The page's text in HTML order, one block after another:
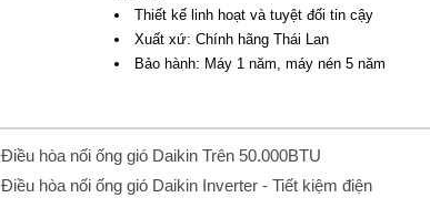
Thiết kế linh hoạt và tuyệt đối tin cậy
Xuất xứ: Chính hãng Thái Lan
Bảo hành: Máy 1 năm, máy nén 5 năm
Điều hòa nối ống gió Daikin Trên 50.000BTU
Điều hòa nối ống gió Daikin Inverter - Tiết kiệm điện